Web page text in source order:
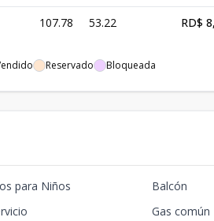
107.78 53.22 RD$
Reservado Bloqueada
para Niños
Balcón
Gas común